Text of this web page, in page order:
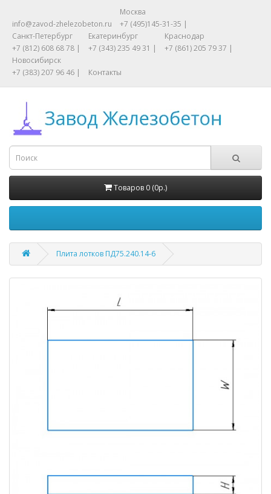
info@zavod-zhelezobeton.ru
Москва
+7 (495)145-31-35 |
Санкт-Петербург
+7 (812) 608 68 78 |
Екатеринбург
+7 (343) 235 49 31 |
Краснодар
+7 (861) 205 79 37 |
Новосибирск
+7 (383) 207 96 46 |
Контакты
Товаров 0 (0р.)
Плита лотков ПД75.240.14-6